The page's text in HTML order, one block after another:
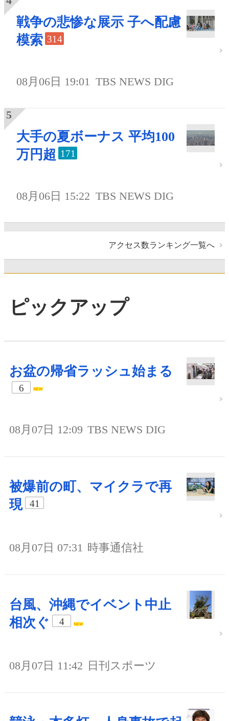
戦争の悲惨な展示 子へ配慮
模索 314
08月06日 19:01 TBS NEWS DIG
大手の夏ボーナス 平均100
万円超 171
08月06日 15:22 TBS NEWS DIG
アクセス数ランキング一覧へ
ピックアップ
お盆の帰省ラッシュ始まる
6
08月07日 12:09 TBS NEWS DIG
被爆前の町、マイクラで再
現
41
08月07日 07:31 時事通信社
台風、沖縄でイベント中止
相次ぐ
4
08月07日 11:42 日刊スポーツ